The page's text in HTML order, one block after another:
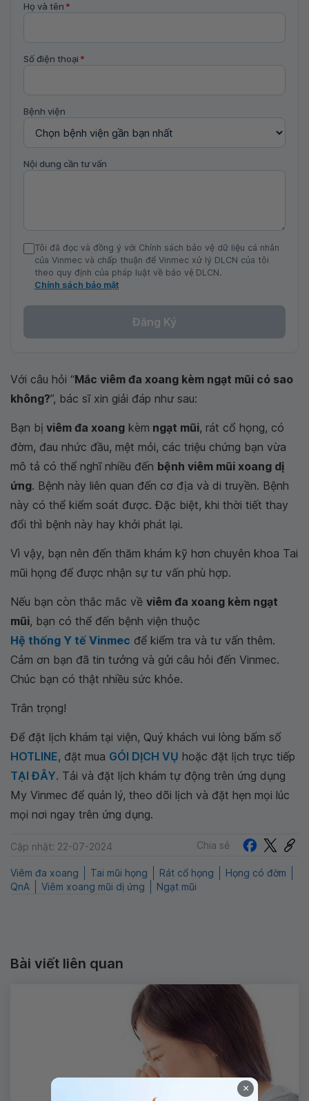
Họ và tên *
Số điện thoại *
Bệnh viện
Nội dung cần tư vấn
Tôi đã đọc và đồng ý với Chính sách bảo vệ dữ liệu cá nhân
của Vinmec và chấp thuận để Vinmec xử lý DLCN của tôi
theo quy định của pháp luật về bảo vệ DLCN.
Chính sách bảo mật
Đăng Ký
Với câu hỏi “Mắc viêm đa xoang kèm ngạt mũi có sao
không?”, bác sĩ xin giải đáp như sau:
Bạn bị viêm đa xoang kèm ngạt mũi, rát cổ họng, có
đờm, đau nhức đầu, mệt mỏi, các triệu chứng bạn vừa
mô tả có thể nghĩ nhiều đến bệnh viêm mũi xoang dị
ứng. Bệnh này liên quan đến cơ địa và di truyền. Bệnh
này có thể kiểm soát được. Đặc biệt, khi thời tiết thay
đổi thì bệnh này hay khởi phát lại.
Vì vậy, bạn nên đến thăm khám kỹ hơn chuyên khoa Tai
mũi họng để được nhận sự tư vấn phù hợp.
Nếu bạn còn thắc mắc về viêm đa xoang kèm ngạt
mũi, bạn có thể đến bệnh viện thuộc
Hệ thống Y tế Vinmec để kiểm tra và tư vấn thêm.
Cảm ơn bạn đã tin tưởng và gửi câu hỏi đến Vinmec.
Chúc bạn có thật nhiều sức khỏe.
Trân trọng!
Để đặt lịch khám tại viện, Quý khách vui lòng bấm số
HOTLINE, đặt mua GÓI DỊCH VỤ hoặc đặt lịch trực tiếp
TẠI ĐÂY. Tải và đặt lịch khám tự động trên ứng dụng
My Vinmec để quản lý, theo dõi lịch và đặt hẹn mọi lúc
mọi nơi ngay trên ứng dụng.
Cập nhật: 22-07-2024 Chia sẻ
Viêm đa xoang Tai mũi họng Rát cổ họng
Họng có đờm
QnA
Viêm xoang mũi dị ứng Ngạt mũi
Bài viết liên quan
×